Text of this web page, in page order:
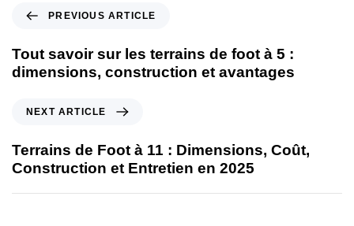
PREVIOUS ARTICLE
Tout savoir sur les terrains de foot à 5 :
dimensions, construction et avantages
NEXT ARTICLE
Terrains de Foot à 11 : Dimensions, Coût,
Construction et Entretien en 2025